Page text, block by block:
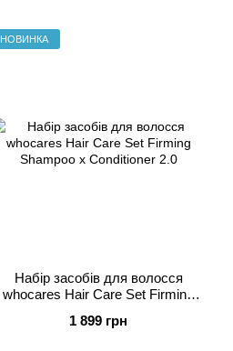
НОВИНКА
Набір засобів для волосся
whocares Hair Care Set Firming
1 899 грн